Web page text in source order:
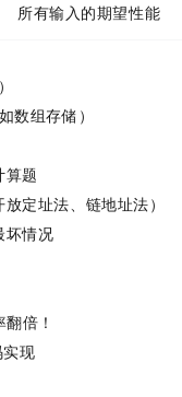
所有输入的期望性能
数组存储）
题
定址法、链地址法）
情况
倍！
现